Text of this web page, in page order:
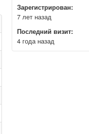
Зарегистрирован:
7 лет назад
Последний визит:
4 года назад